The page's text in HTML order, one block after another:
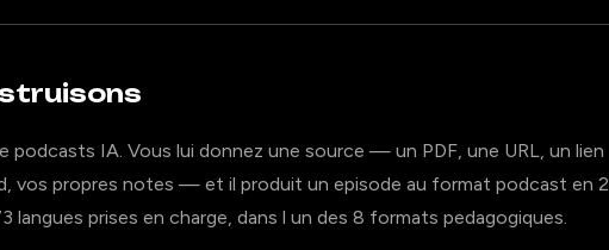
podcasts IA. Vous lui donnez une source — un PDF, une URL, un lien
vos propres notes — et il produit un episode au format podcast en 2
langues prises en charge, dans l un des 8 formats pedagogiques.